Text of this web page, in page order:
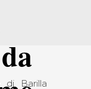
di Barilla